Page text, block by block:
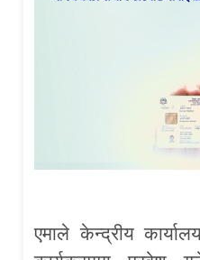
एमाले केन्द्रीय